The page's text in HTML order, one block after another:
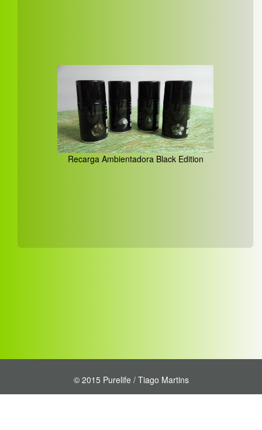
Recarga Ambientadora Black Edition
© 2015 Purelife / Tiago Martins
Empresa